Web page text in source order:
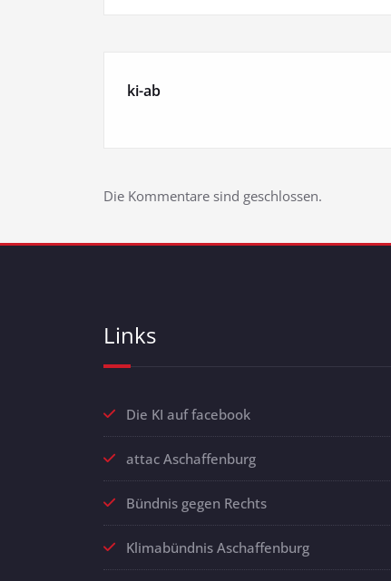
ki-ab
Die Kommentare sind geschlossen.
Links
Die KI auf facebook
attac Aschaffenburg
Bündnis gegen Rechts
Klimabündnis Aschaffenburg